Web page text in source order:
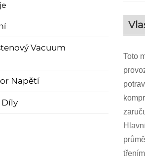
Vacuum
Napětí
Díly
Toto